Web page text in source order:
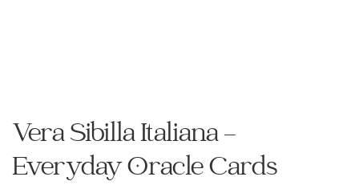
Vera Sibilla Italiana –
Everyday Oracle Cards